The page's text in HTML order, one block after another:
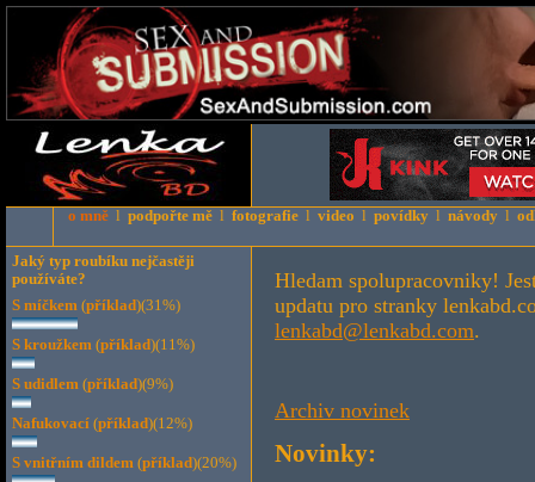
o mně l podpořte mě l fotografie l video l povídky l návody l
Hledam spolupracovniky!
updatu pro stranky
lenkabd@lenkabd.com.
Archiv novinek
Novinky:
Jaký typ roubíku nejčastěji
používáte?
S míčkem (příklad)(31%)
S kroužkem (příklad)(11%)
S udidlem (příklad)(9%)
Nafukovací (příklad)(12%)
S vnitřním dildem (příklad)(20%)